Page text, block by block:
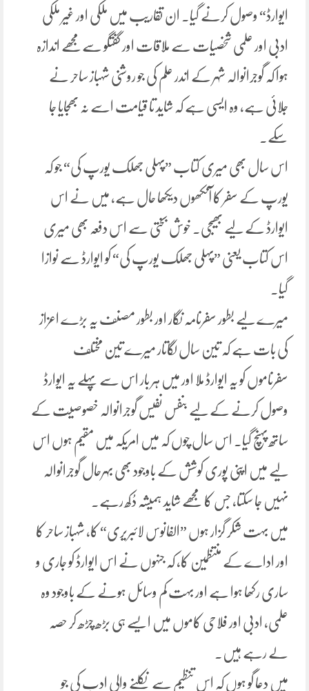
ایوارڈ“ وصول کرنے گیا۔ ان تقاریب میں ملکی اور غیر ملکی
ادبی اور علمی شخصیات سے ملاقات اور گفتگو سےمجھے اندازہ
ہوا کہ گوجرانوالہ شہر کے اندر علم کی جو روشنی شہباز ساحر نے
جلائی ہے، وہ ایسی ہے کہ شاید تا قیامت اسے نہ بھجایا جا
سکے۔
اس سال بھی میری کتاب ”پہلی جھلک یورپ کی“ جو کہ
یورپ کے سفر کا آنکھوں دیکھا حال ہے، میں نے اس
ایوارڈ کے لیے بھیجی۔ خوش بختی سے اس دفعہ بھی میری
اس کتاب یعنی ”پہلی جھلک یورپ کی“ کو ایوارڈ سے نوازا
گیا۔
میرے لیے بطور سفرنامہ نگار اور بطور مصنف یہ بڑے اعزاز
کی بات ہے کہ تین سال لگاتار میرے تین مختلف
سفرناموں کو یہ ایوارڈ ملا اور میں ہر بار اس سے پہلے یہ ایوارڈ
وصول کرنے کے لیے بنفس نفیس گوجرانوالہ خصوصیت کے
ساتھ پہنچ گیا۔ اس سال چوں کہ میں امریکہ میں مقیم ہوں اس
لیے میں اپنی پوری کوشش کے باوجود بھی بہرحال گوجرانوالہ
نہیں جا سکتا، جس کا مجھے شاید ہمیشہ دُکھ رہے۔
میں بہت شکر گزار ہوں ”الفانوس لائبریری“ کا، شہباز ساحر کا
اور اداے کے منتظمین کا، کہ جنہوں نے اس ایوارڈ کو جاری و
ساری رکھا ہوا ہے اور بہت کم وسائل ہونے کے باوجود وہ
علمی، ادبی اور فلاحی کاموں میں ایسے ہی بڑھ چڑھ کر حصہ
لے رہے ہیں.
میں دعا گو ہوں کہ اس تنظیم سے نکلنے والی ادب کی جو